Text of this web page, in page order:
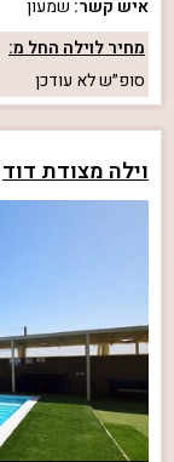
איש קשר: שמעון
מחיר לוילה החל מ:
סופ״שלא עודכן
וילה מצודת דוד